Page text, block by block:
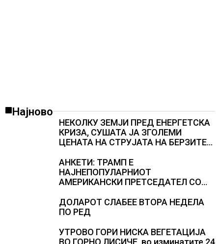
Најново
НЕКОЛКУ ЗЕМЈИ ПРЕД ЕНЕРГЕТСКА
КРИЗА, СУШАТА ЈА ЗГОЛЕМИ
ЦЕНАТА НА СТРУЈАТА НА БЕРЗИТЕ
АНКЕТИ: ТРАМП Е
НАЈНЕПОПУЛАРНИОТ
АМЕРИКАНСКИ ПРЕТСЕДАТЕЛ СО
резултатите од последните анкети
ДОЛАРОТ СЛАБЕЕ ВТОРА НЕДЕЛА
ПО РЕД
УТРОВО ГОРИ НИСКА ВЕГЕТАЦИЈА
ВО ГОРНО ЛИСИЧЕ, во изминатите 24